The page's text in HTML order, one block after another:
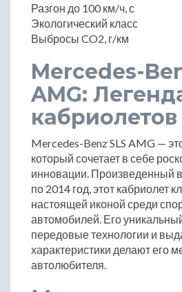
Разгон до 100 км/ч, с
Экологический класс
Выбросы CO2, г/км
Mercedes-
AMG:
кабриолетов
Mercedes-Benz SLS AMG —
который сочетает в себе
инновации. Произведенный
по 2014 год, этот кабриолет
настоящей иконой среди
автомобилей. Его
передовые технологии и
характеристики делают его
автолюбителя.